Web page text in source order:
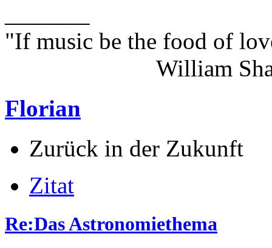
"If music be the food of
William
Florian
Zurück in der Zukunft
Zitat
Re:Das Astronomiethema